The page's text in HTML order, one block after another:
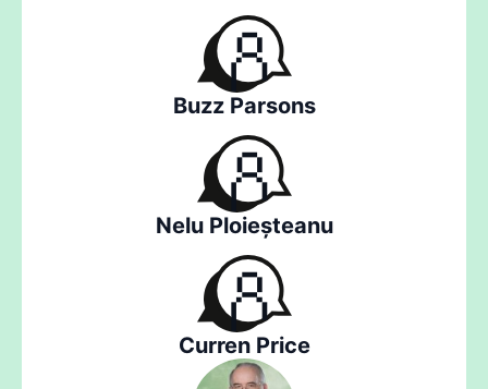
Buzz Parsons
Nelu Ploieșteanu
Curren Price